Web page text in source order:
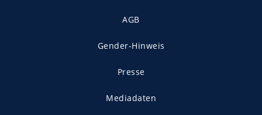
AGB
Gender-Hinweis
Presse
Mediadaten